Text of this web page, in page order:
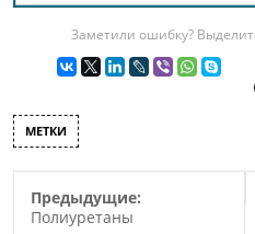
Заметили ошибку?
МЕТКИ
Предыдущие:
Полиуретаны